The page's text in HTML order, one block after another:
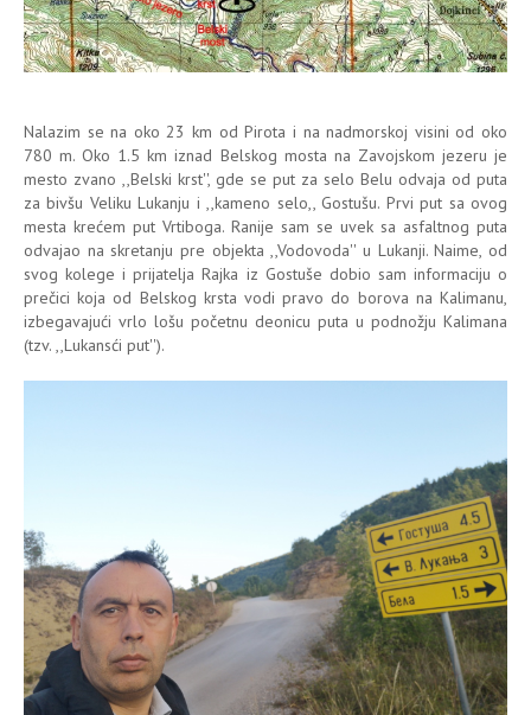
Nalazim se na oko 23 km od Pirota i na nadmorskoj visini od oko
780 m. Oko 1.5 km iznad Belskog mosta na Zavojskom jezeru je
mesto zvano ,,Belski krst'', gde se put za selo Belu odvaja od puta
za bivšu Veliku Lukanju i ,,kameno selo,, Gostušu. Prvi put sa ovog
mesta krećem put Vrtiboga. Ranije sam se uvek sa asfaltnog puta
odvajao na skretanju pre objekta ,,Vodovoda'' u Lukanji. Naime, od
svog kolege i prijatelja Rajka iz Gostuše dobio sam informaciju o
prečici koja od Belskog krsta vodi pravo do borova na Kalimanu,
izbegavajući vrlo lošu početnu deonicu puta u podnožju Kalimana
(tzv. ,,Lukansći put'').